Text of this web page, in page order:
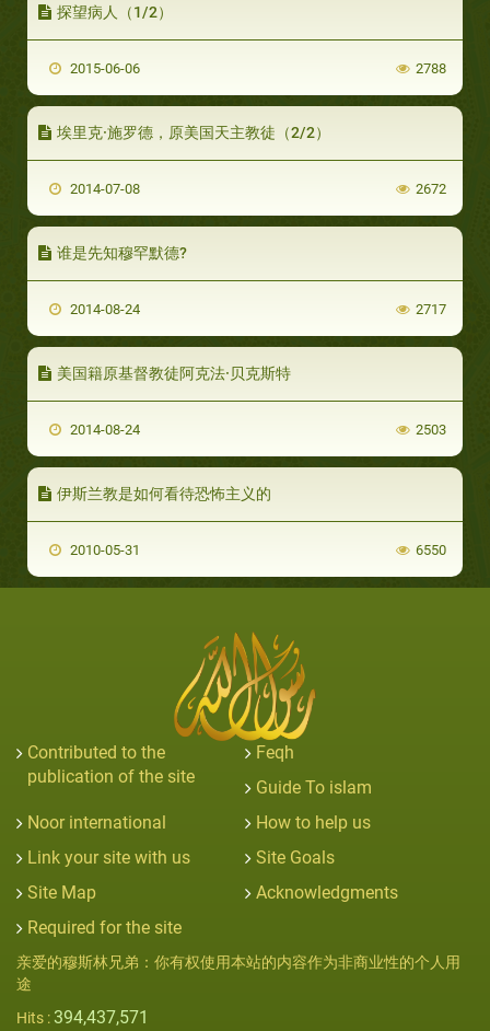
探望病人（1/2）
2015-06-06 2788
埃里克·施罗德，原美国天主教徒（2/2）
2014-07-08 2672
谁是先知穆罕默德?
2014-08-24 2717
美国籍原基督教徒阿克法·贝克斯特
2014-08-24 2503
伊斯兰教是如何看待恐怖主义的
2010-05-31 6550
Contributed to the
publication of the site
Feqh
Guide To islam
Noor international
How to help us
Link your site with us
Site Goals
Site Map
Acknowledgments
Required for the site
亲爱的穆斯林兄弟：你有权使用本站的内容作为非商业性的个人用
途
Hits : 394,437,571